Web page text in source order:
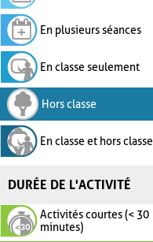
En plusieurs séances
En classe seulement
Hors classe
En classe et hors classe
DURÉE DE L'ACTIVITÉ
Activités courtes (< 30
minutes)